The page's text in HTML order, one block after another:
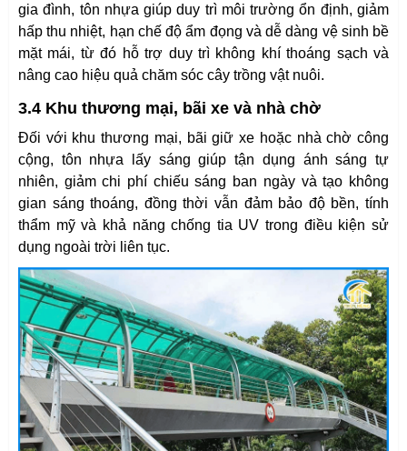
gia đình, tôn nhựa giúp duy trì môi trường ổn định, giảm
hấp thu nhiệt, hạn chế độ ẩm đọng và dễ dàng vệ sinh bề
mặt mái, từ đó hỗ trợ duy trì không khí thoáng sạch và
nâng cao hiệu quả chăm sóc cây trồng vật nuôi.
3.4 Khu thương mại, bãi xe và nhà chờ
Đối với khu thương mại, bãi giữ xe hoặc nhà chờ công
cộng, tôn nhựa lấy sáng giúp tận dụng ánh sáng tự
nhiên, giảm chi phí chiếu sáng ban ngày và tạo không
gian sáng thoáng, đồng thời vẫn đảm bảo độ bền, tính
thẩm mỹ và khả năng chống tia UV trong điều kiện sử
dụng ngoài trời liên tục.